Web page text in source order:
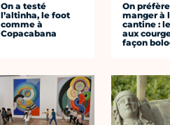
On a testé
l’altinha, le foot
comme à
Copacabana
On préfère
manger à
cantine :
aux
façon